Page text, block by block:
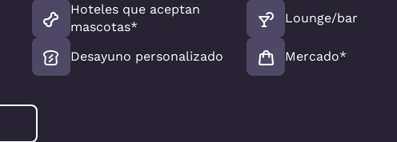
Hoteles que aceptan
mascotas*
Desayuno personalizado
Lounge/bar
Mercado*